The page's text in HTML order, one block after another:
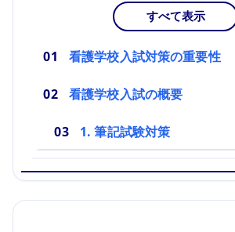
すべて表示
看護学校入試対策の重要性
看護学校入試の概要
1. 筆記試験対策